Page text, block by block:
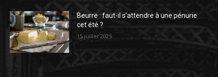
Beurre : faut-il s’attendre à une pénurie
cet été ?
15 juillet 2025